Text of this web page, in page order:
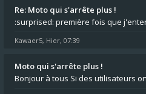
Re: Moto qui s'arrête plus !
Kawaer5, Hier, 07:39
Moto qui s'arrête plus !